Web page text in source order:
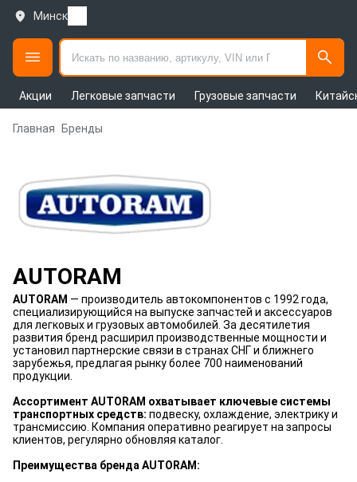
Минск
Акции Легковые запчасти Грузовые запчасти
Главная Бренды
AUTORAM
AUTORAM — производитель автокомпонентов с 1992 года,
специализирующийся на выпуске запчастей и аксессуаров
для легковых и грузовых автомобилей. За десятилетия
развития бренд расширил производственные мощности и
установил партнерские связи в странах СНГ и ближнего
зарубежья, предлагая рынку более 700 наименований
продукции.
Ассортимент AUTORAM охватывает ключевые системы
транспортных средств: подвеску, охлаждение, электрику и
трансмиссию. Компания оперативно реагирует на запросы
клиентов, регулярно обновляя каталог.
Преимущества бренда AUTORAM: